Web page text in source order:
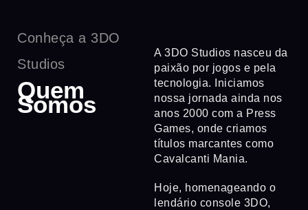
Conheça a 3DO
Studios
Quem
Somos
A 3DO Studios nasceu da
paixão por jogos e pela
tecnologia. Iniciamos
nossa jornada ainda nos
anos 2000 com a Press
Games, onde criamos
títulos marcantes como
Cavalcanti Mania.
Hoje, homenageando o
lendário console 3DO,